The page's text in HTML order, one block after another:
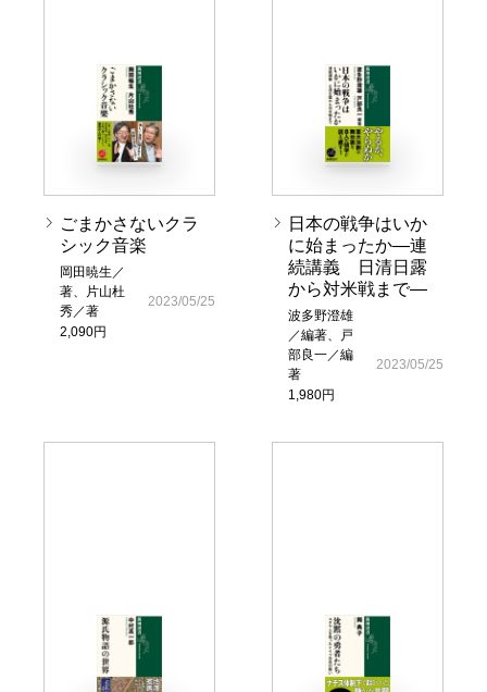
ごまかさないクラ
シック音楽
岡田暁生／
著、片山杜
秀／著
2,090円
2023/05/25
日本の戦争はいか
に始まったか―連
続講義 日清日露
から対米戦まで―
波多野澄雄
／編著、戸
部良一／編
著
1,980円
2023/05/25